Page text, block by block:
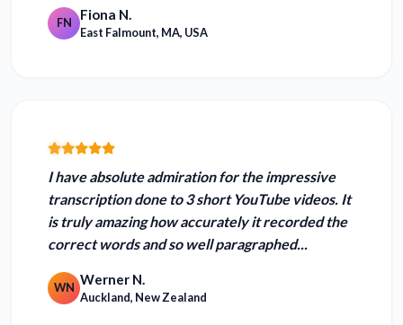
FN Fiona N.
East Falmount, MA, USA
I have absolute admiration for the impressive
transcription done to 3 short YouTube videos. It
is truly amazing how accurately it recorded the
correct wordsand so well paragraphed...
WN Werner N.
Auckland, New Zealand